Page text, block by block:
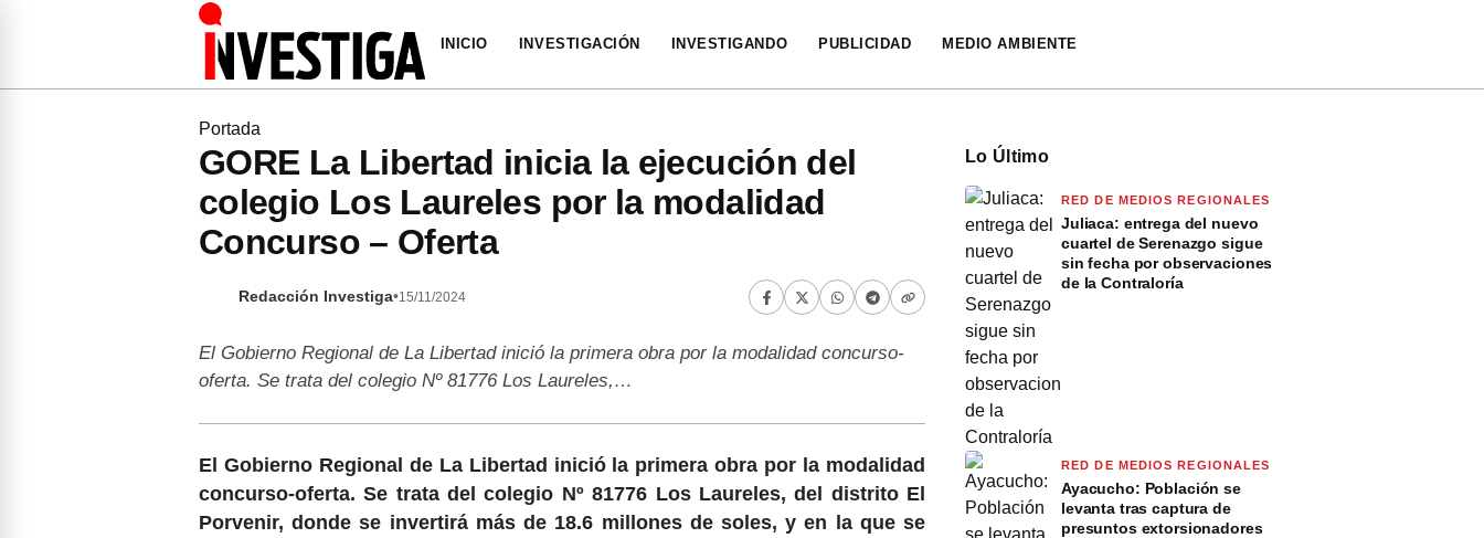
INICIO INVESTIGACIÓN INVESTIGANDO PUBLICIDAD MEDIO AMBIENTE
Portada
GORE La Libertad inicia la ejecución del
colegio Los Laureles por la modalidad
Concurso – Oferta
Redacción Investiga•15/11/2024
El Gobierno Regional de La Libertad inició la primera obra por la modalidad concurso-
oferta. Se trata del colegio Nº 81776 Los Laureles,…
El Gobierno Regional de La Libertad inició la primera obra por la modalidad
concurso-oferta. Se trata del colegio Nº 81776 Los Laureles, del distrito El
Porvenir, donde se invertirá más de 18.6 millones de soles, y en la que se
Lo Último
RED DE MEDIOS REGIONALES
Juliaca: entrega del nuevo
cuartel de Serenazgo sigue
sin fecha por observaciones
de la Contraloría
RED DE MEDIOS REGIONALES
Ayacucho: Población se
levanta tras captura de
presuntos extorsionadores